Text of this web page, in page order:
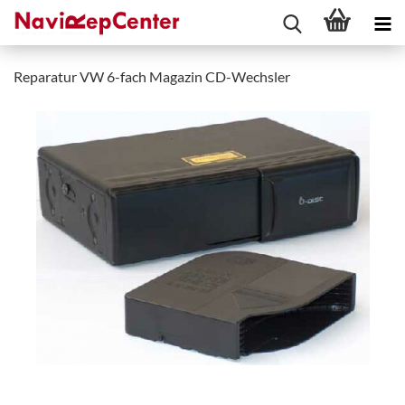
Reparatur VW 6-fach Magazin CD-Wechsler